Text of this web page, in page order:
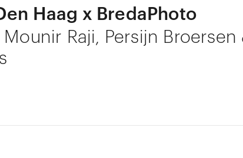
Haag x BredaPhoto
Raji, Persijn Broersen